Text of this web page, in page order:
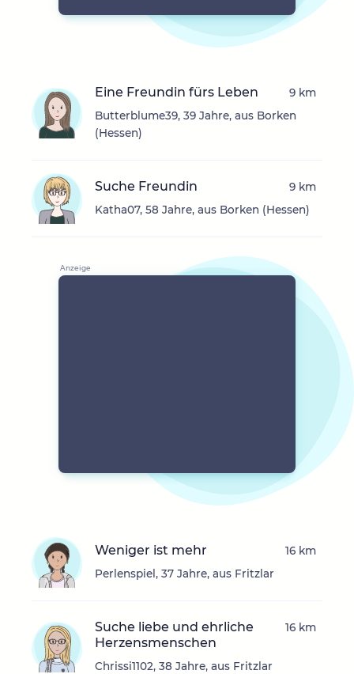
Eine Freundin fürs Leben
Butterblume39, 39 Jahre, aus Borken
(Hessen)
9 km
Suche Freundin
Katha07, 58 Jahre, aus Borken (Hessen)
9 km
Weniger ist mehr
Perlenspiel, 37 Jahre, aus Fritzlar
16 km
Suche liebe und ehrliche
Herzensmenschen
Chrissi1102, 38 Jahre, aus Fritzlar
16 km